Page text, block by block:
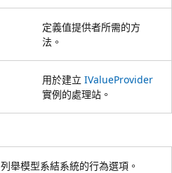
定義值提供者所需的方
法。
用於建立 IValueProvider
實例的處理站。
列舉模型系結系統的行為選項。